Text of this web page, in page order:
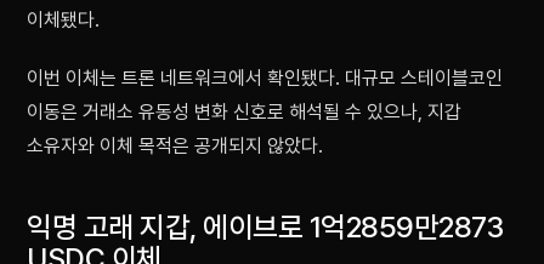
이체됐다.
이번 이체는 트론 네트워크에서 확인됐다. 대규모 스테이블코인
이동은 거래소 유동성 변화 신호로 해석될 수 있으나, 지갑
소유자와 이체 목적은 공개되지 않았다.
익명 고래 지갑, 에이브로 1억2859만2873